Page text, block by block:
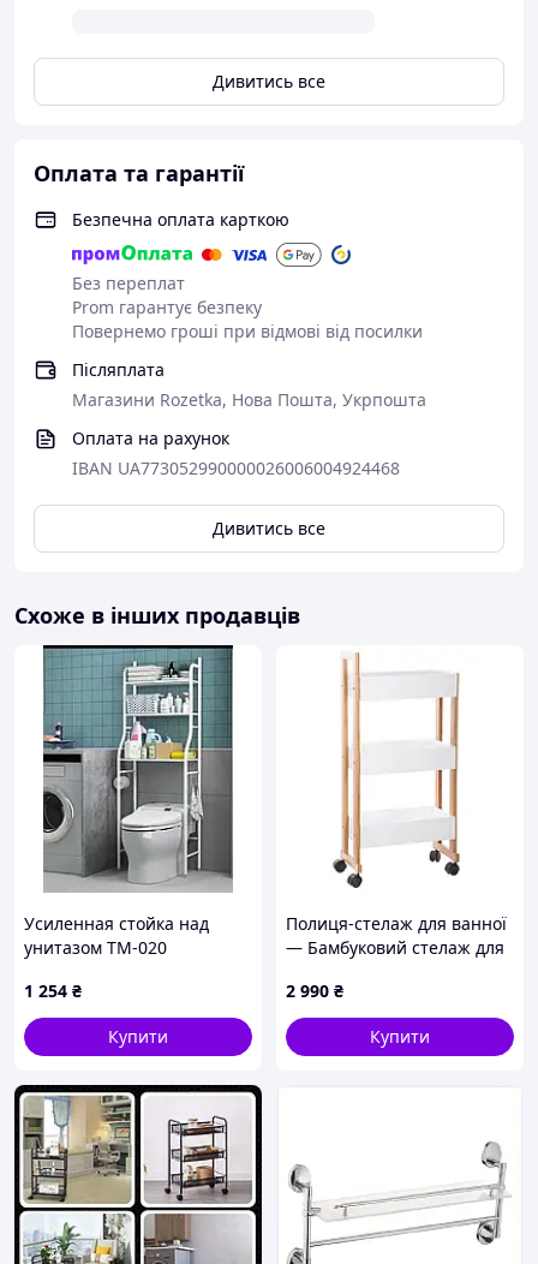
Дивитись все
Оплата та гарантії
Безпечна оплата карткою
Без переплат
Prom гарантує безпеку
Повернемо гроші при відмові від посилки
Післяплата
Магазини Rozetka, Нова Пошта, Укрпошта
Оплата на рахунок
IBAN UA773052990000026006004924468
Дивитись все
Схоже в інших продавців
Усиленная стойка над
унитазом TM-020
160см, белая
1 254 ₴
Купити
Полиця-стелаж для ванної
— Бамбуковий стелаж для
глибина 38 см білий
2 990 ₴
Купити